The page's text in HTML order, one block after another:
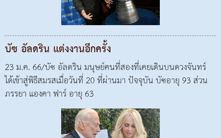
บัซ อัลดริน แต่งงานอีกครั้ง
23 ม.ค. 66/บัซ อัลดริน มนุษย์คนที่สองที่เคยเดินบนดวงจันทร์
ได้เข้าสู่พิธีสมรสเมื่อวันที่ 20 ที่ผ่านมา ปัจจุบัน บัซอายุ 93 ส่วน
ภรรยา แองคา ฟาร์ อายุ 63